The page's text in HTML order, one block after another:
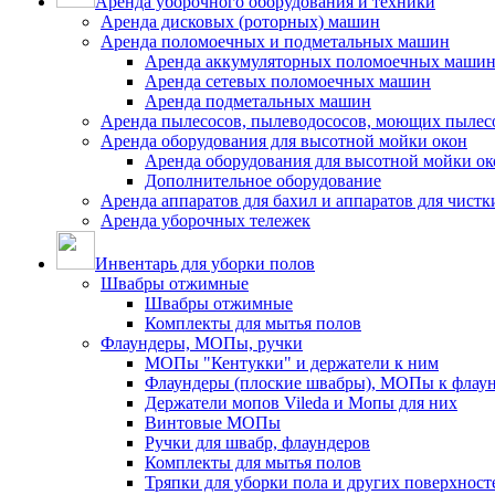
Аренда дисковых (роторных) машин
Аренда поломоечных и подметальных машин
Аренда аккумуляторных поломоечных машин
Аренда сетевых поломоечных машин
Аренда подметальных машин
Аренда пылесосов, пылеводососов, моющих
Аренда оборудования для высотной мойки окон
Аренда оборудования для высотной мойки
Дополнительное оборудование
Аренда аппаратов для бахил и аппаратов для
Аренда уборочных тележек
Инвентарь для уборки полов
Швабры отжимные
Швабры отжимные
Комплекты для мытья полов
Флаундеры, МОПы, ручки
МОПы "Кентукки" и держатели к ним
Флаундеры (плоские швабры), МОПы к
Держатели мопов Vileda и Мопы для них
Винтовые МОПы
Ручки для швабр, флаундеров
Комплекты для мытья полов
Тряпки для уборки пола и других